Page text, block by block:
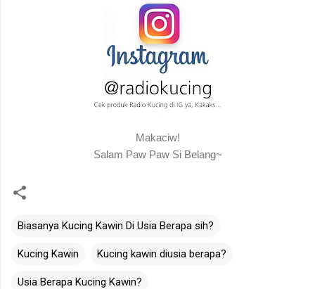
Makaciw!
Salam Paw Paw Si Belang~
Biasanya Kucing Kawin Di Usia Berapa sih?
Kucing Kawin Kucing kawin diusia berapa?
Usia Berapa Kucing Kawin?